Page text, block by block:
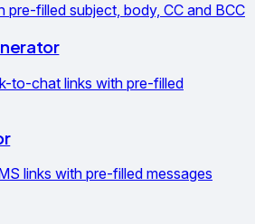
pre-filled subject, body, CC and BCC
to-chat links with pre-filled
links with pre-filled messages